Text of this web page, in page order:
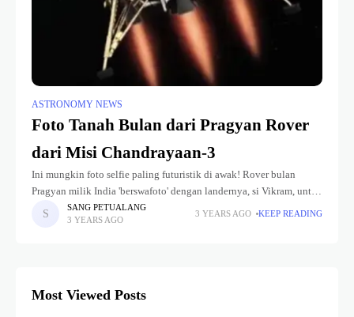
ASTRONOMY NEWS
Foto Tanah Bulan dari Pragyan Rover
dari Misi Chandrayaan-3
Ini mungkin foto selfie paling futuristik di awak! Rover bulan
Pragyan milik India 'berswafoto' dengan landernya, si Vikram, untuk
pertama kalinya. Keduanya tengah menjalani misi canggih dalam
ekspedisi revolusioner Chandrayaan-3.
SANG PETUALANG
3 YEARS AGO
3 YEARS AGO KEEP READING
Most Viewed Posts